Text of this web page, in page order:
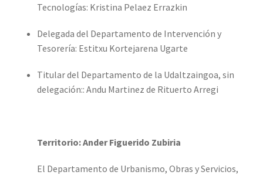
Tecnologías: Kristina Pelaez Errazkin
Delegada del Departamento de Intervención y
Tesorería: Estitxu Kortejarena Ugarte
Titular del Departamento de la Udaltzaingoa, sin
delegación:: Andu Martinez de Rituerto Arregi
Territorio: Ander Figuerido Zubiria
El Departamento de Urbanismo, Obras y Servicios,